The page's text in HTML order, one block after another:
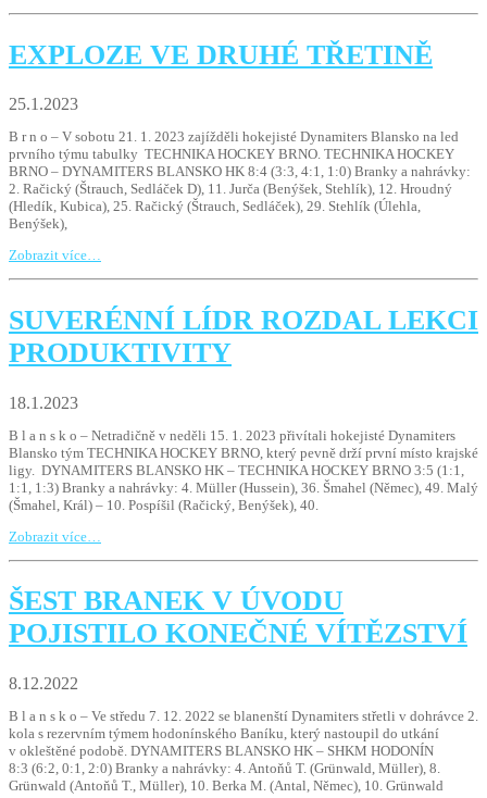
EXPLOZE VE DRUHÉ TŘETINĚ
25.1.2023
B r n o – V sobotu 21. 1. 2023 zajížděli hokejisté Dynamiters Blansko na led
prvního týmu tabulky TECHNIKA HOCKEY BRNO. TECHNIKA HOCKEY
BRNO – DYNAMITERS BLANSKO HK 8:4 (3:3, 4:1, 1:0) Branky a nahrávky:
2. Račický (Štrauch, Sedláček D), 11. Jurča (Benýšek, Stehlík), 12. Hroudný
(Hledík, Kubica), 25. Račický (Štrauch, Sedláček), 29. Stehlík (Úlehla,
Benýšek),
Zobrazit více…
SUVERÉNNÍ LÍDR ROZDAL LEKCI
PRODUKTIVITY
18.1.2023
B l a n s k o – Netradičně v neděli 15. 1. 2023 přivítali hokejisté Dynamiters
Blansko tým TECHNIKA HOCKEY BRNO, který pevně drží první místo krajské
ligy. DYNAMITERS BLANSKO HK – TECHNIKA HOCKEY BRNO 3:5 (1:1,
1:1, 1:3) Branky a nahrávky: 4. Müller (Hussein), 36. Šmahel (Němec), 49. Malý
(Šmahel, Král) – 10. Pospíšil (Račický, Benýšek), 40.
Zobrazit více…
ŠEST BRANEK V ÚVODU
POJISTILO KONEČNÉ VÍTĚZSTVÍ
8.12.2022
B l a n s k o – Ve středu 7. 12. 2022 se blanenští Dynamiters střetli v dohrávce 2.
kola s rezervním týmem hodonínského Baníku, který nastoupil do utkání
v okleštěné podobě. DYNAMITERS BLANSKO HK – SHKM HODONÍN
8:3 (6:2, 0:1, 2:0) Branky a nahrávky: 4. Antoňů T. (Grünwald, Müller), 8.
Grünwald (Antoňů T., Müller), 10. Berka M. (Antal, Němec), 10. Grünwald